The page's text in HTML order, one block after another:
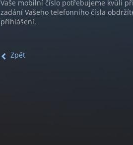
Vaše mobilní číslo potřebujeme kvůli
zadání Vašeho telefonního čísla
přihlášení.
Zpět